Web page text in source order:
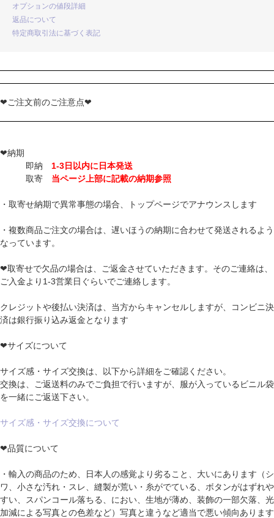
オプションの値段詳細
返品について
特定商取引法に基づく表記
❤ご注文前のご注意点❤
❤納期
即納 1-3日以内に日本発送
取寄 当ページ上部に記載の納期参照
・取寄せ納期で異常事態の場合、トップページでアナウンスします
・複数商品ご注文の場合は、遅いほうの納期に合わせて発送されるよう
なっています。
❤取寄せで欠品の場合は、ご返金させていただきます。そのご連絡は、
ご入金より1-3営業日ぐらいでご連絡します。
クレジットや後払い決済は、当方からキャンセルしますが、コンビニ決
済は銀行振り込み返金となります
❤サイズについて
サイズ感・サイズ交換は、以下から詳細をご確認ください。
交換は、ご返送料のみでご負担で行いますが、服が入っているビニル袋
を一緒にご返送下さい。
サイズ感・サイズ交換について
❤品質について
・輸入の商品のため、日本人の感覚より劣ること、大いにあります（シ
ワ、小さな汚れ・スレ、縫製が荒い・糸がでている、ボタンがはずれや
すい、スパンコール落ちる、におい、生地が薄め、装飾の一部欠落、光
加減による写真との色差など）写真と違うなど適当で悪い傾向あります